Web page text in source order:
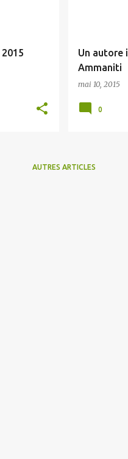
Un autore
Ammaniti
mai 10, 2015
0
AUTRES ARTICLES